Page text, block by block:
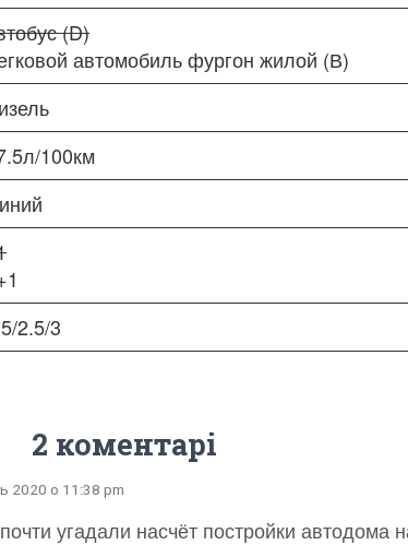
(D)
автомобиль фургон жилой (В)
100км
2.5/3
2 коментарі
2020 о 11:38 pm
угадали насчёт постройки автодома